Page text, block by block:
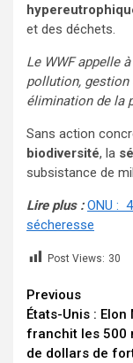
et des déchets.
Le WWF appelle
pollution, gestion
élimination de la
Sans action
biodiversité, la
subsistance de
Lire plus :ONU :
sécheresse
Post Views: 30
Continue
Reading
Previous
États-Unis : Elon
franchit les 500
de dollars de